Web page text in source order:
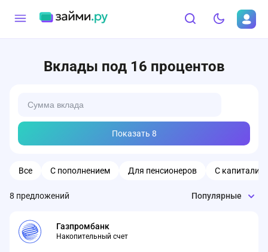
Вклады под 16 процентов
Показать 8
Все С пополнением Для пенсионеров С
8 предложений Популярные
Газпромбанк
Накопительный счет